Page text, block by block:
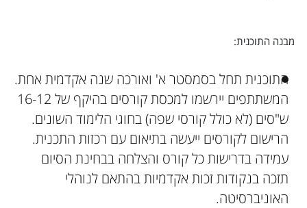
מבנה התוכנית:
התוכנית תחל בסמסטר א' ואורכה שנה אקדמית אחת.
המשתתפים יירשמו למכסת קורסים בהיקף של 16-12
ש"סים (לא כולל קורסי שפה) בחוגי הלימוד השונים.
הרישום לקורסים ייעשה בתיאום עם רכזות התכנית.
עמידה בדרישות כל קורס והצלחה בבחינת הסיום
תזכה בנקודות זכות אקדמיות בהתאם לנוהלי
האוניברסיטה.